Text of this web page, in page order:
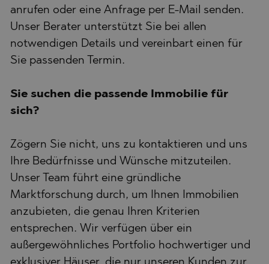
anrufen oder eine Anfrage per E-Mail senden.
Unser Berater unterstützt Sie bei allen
notwendigen Details und vereinbart einen für
Sie passenden Termin.
Sie suchen die passende Immobilie für
sich?
Zögern Sie nicht, uns zu kontaktieren und uns
Ihre Bedürfnisse und Wünsche mitzuteilen.
Unser Team führt eine gründliche
Marktforschung durch, um Ihnen Immobilien
anzubieten, die genau Ihren Kriterien
entsprechen. Wir verfügen über ein
außergewöhnliches Portfolio hochwertiger und